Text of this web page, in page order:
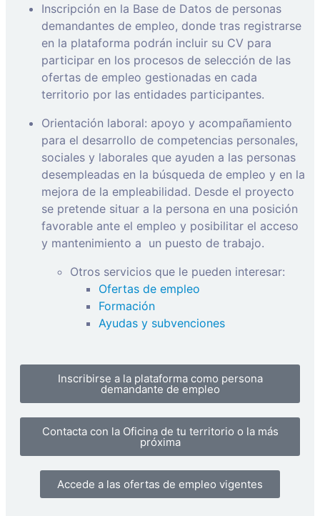
Inscripción en la Base de Datos de personas
demandantes de empleo, donde tras registrarse
en la plataforma podrán incluir su CV para
participar en los procesos de selección de las
ofertas de empleo gestionadas en cada
territorio por las entidades participantes.
Orientación laboral: apoyo y acompañamiento
para el desarrollo de competencias personales,
sociales y laborales que ayuden a las personas
desempleadas en la búsqueda de empleo y en la
mejora de la empleabilidad. Desde el proyecto
se pretende situar a la persona en una posición
favorable ante el empleo y posibilitar el acceso
y mantenimiento a un puesto de trabajo.
Otros servicios que le pueden interesar:
Ofertas de empleo
Formación
Ayudas y subvenciones
Inscribirse a la plataforma como persona
demandante de empleo
Contacta con la Oficina de tu territorio o la más
próxima
Accede a las ofertas de empleo vigentes